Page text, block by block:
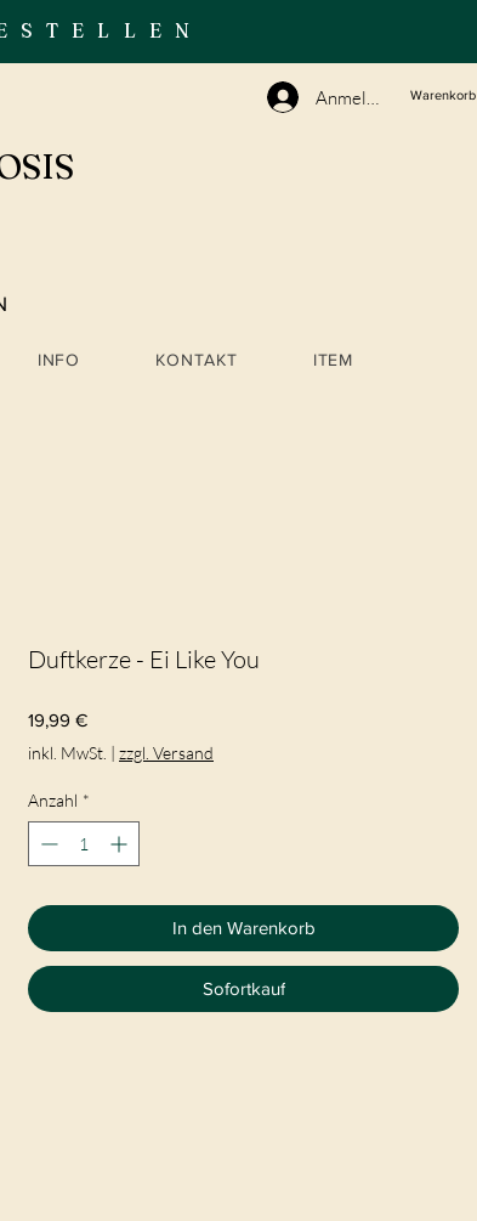
Anmelden Warenkorb
INFO KONTAKT ITEM
Duftkerze - Ei Like You
19,99 €Preis
inkl. MwSt. | zzgl. Versand
Anzahl *
In den Warenkorb
Sofortkauf